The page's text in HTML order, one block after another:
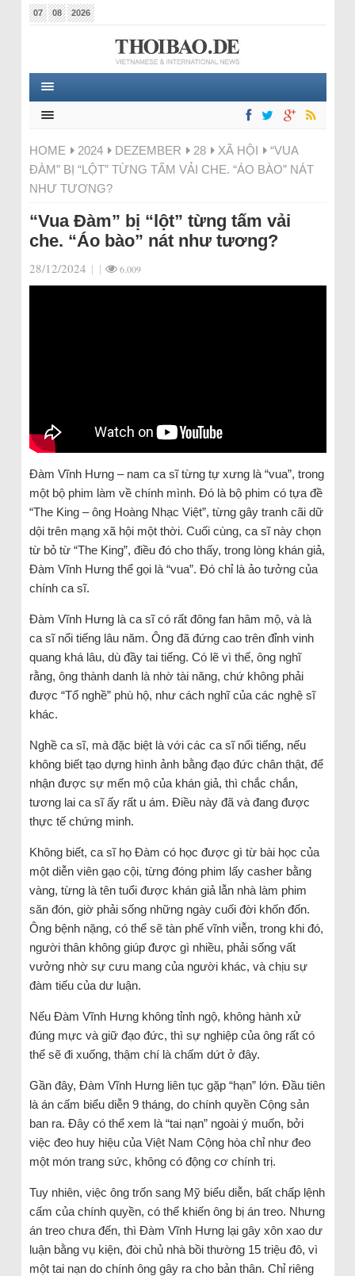
07 08 2026
HOME 2024 DEZEMBER 28 XÃ HỘI
“VUA
ĐÀM” BỊ “LỘT” TỪNG TẤM VẢI CHE. “ÁO BÀO” NÁT
NHƯ TƯƠNG?
“Vua Đàm” bị “lột” từng tấm vải
che. “Áo bào” nát như tương?
28/12/2024 | | 6.009
Đàm Vĩnh Hưng – nam ca sĩ từng tự xưng là “vua”, trong
một bộ phim làm về chính mình. Đó là bộ phim có tựa đề
“The King – ông Hoàng Nhạc Việt”, từng gây tranh cãi dữ
dội trên mạng xã hội một thời. Cuối cùng, ca sĩ này chọn
từ bỏ từ “The King”, điều đó cho thấy, trong lòng khán giả,
Đàm Vĩnh Hưng thể gọi là “vua”. Đó chỉ là ảo tưởng của
chính ca sĩ.
Đàm Vĩnh Hưng là ca sĩ có rất đông fan hâm mộ, và là
ca sĩ nổi tiếng lâu năm. Ông đã đứng cao trên đỉnh vinh
quang khá lâu, dù đầy tai tiếng. Có lẽ vì thế, ông nghĩ
rằng, ông thành danh là nhờ tài năng, chứ không phải
được “Tổ nghề” phù hộ, như cách nghĩ của các nghệ sĩ
khác.
Nghề ca sĩ, mà đặc biệt là với các ca sĩ nổi tiếng, nếu
không biết tạo dựng hình ảnh bằng đạo đức chân thật, để
nhận được sự mến mộ của khán giả, thì chắc chắn,
tương lai ca sĩ ấy rất u ám. Điều này đã và đang được
thực tế chứng minh.
Không biết, ca sĩ họ Đàm có học được gì từ bài học của
một diễn viên gạo cội, từng đóng phim lấy casher bằng
vàng, từng là tên tuổi được khán giả lẫn nhà làm phim
săn đón, giờ phải sống những ngày cuối đời khốn đốn.
Ông bệnh nặng, có thể sẽ tàn phế vĩnh viễn, trong khi đó,
người thân không giúp được gì nhiều, phải sống vất
vưởng nhờ sự cưu mang của người khác, và chịu sự
đàm tiếu của dư luận.
Nếu Đàm Vĩnh Hưng không tỉnh ngộ, không hành xử
đúng mực và giữ đạo đức, thì sự nghiệp của ông rất có
thể sẽ đi xuống, thậm chí là chấm dứt ở đây.
Gần đây, Đàm Vĩnh Hưng liên tục gặp “hạn” lớn. Đầu tiên
là án cấm biểu diễn 9 tháng, do chính quyền Cộng sản
ban ra. Đây có thể xem là “tai nạn” ngoài ý muốn, bởi
việc đeo huy hiệu của Việt Nam Cộng hòa chỉ như đeo
một món trang sức, không có động cơ chính trị.
Tuy nhiên, việc ông trốn sang Mỹ biểu diễn, bất chấp lệnh
cấm của chính quyền, có thể khiến ông bị án treo. Nhưng
án treo chưa đến, thì Đàm Vĩnh Hưng lại gây xôn xao dư
luận bằng vụ kiện, đòi chủ nhà bồi thường 15 triệu đô, vì
một tai nạn do chính ông gây ra cho bản thân. Chỉ riêng